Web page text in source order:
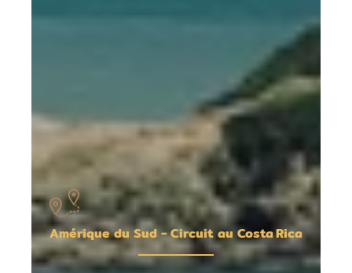
Amérique du Sud - Circuit au Costa Rica